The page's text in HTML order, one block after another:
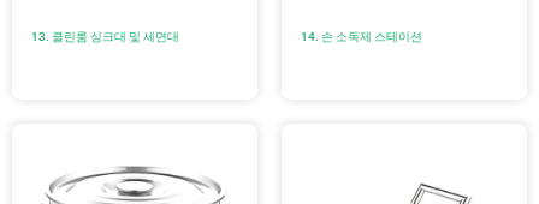
13. 클린룸 싱크대 및 세면대 14. 손 소독제 스테이션